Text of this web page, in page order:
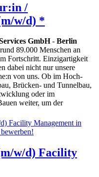
/
w/d) *
GmbH- Berlin
89.000 Menschen an
Fortschritt. Einzigartigkeit
dabei nicht nur unsere
von uns. Ob im Hoch-
Brücken- und Tunnelbau,
oder im
weiter, um der
w/d) Facility